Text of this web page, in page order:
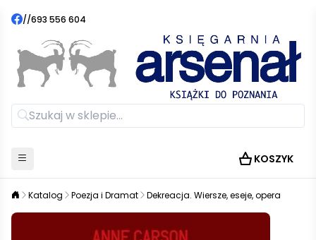
//693 556 604
KOSZYK
Katalog Poezja i Dramat Dekreacja. Wiersze, eseje, opera